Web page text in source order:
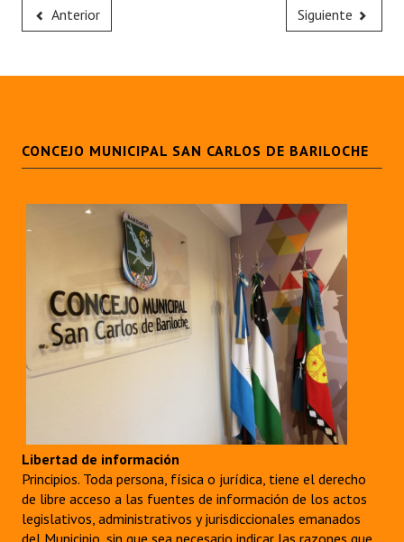
Anterior Siguiente
CONCEJO MUNICIPAL SAN CARLOS DE BARILOCHE
Libertad de información
Principios. Toda persona, física o jurídica, tiene el derecho
de libre acceso a las fuentes de información de los actos
legislativos, administrativos y jurisdiccionales emanados
del Municipio, sin que sea necesario indicar las razones que